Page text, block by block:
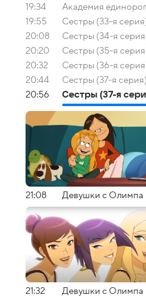
19:34
Академия
19:55
Сестры (33-я
20:08
Сестры (34-я
20:20
Сестры (35-я
20:32
Сестры (36-я
20:44
Сестры (37-я серия)
20:56
Сестры (37-я
21:08 Девушки с Олимпа
21:32
Девушки с Олимпа